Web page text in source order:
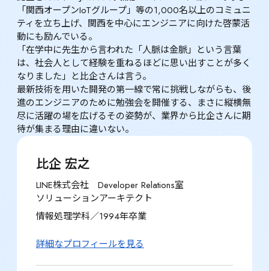
「関西オープンIoTグループ」等の1,000名以上のコミュニ
ティを立ち上げ、関西を中心にエンジニアに向けた啓蒙活
動にも励んでいる。
「在学中に先生から言われた「人脈は金脈」という言葉
は、社会人として経験を重ねるほどに思い出すことが多く
なりました」と比企さんは言う。
最新技術を用いた開発の第一線で常に挑戦しながらも、後
進のエンジニアのために勉強会を開催する、まさに縦横無
尽に活躍の場を広げるその姿勢が、業界から比企さんに期
待が集まる理由に違いない。
比企 宏之
LINE株式会社　Developer Relations室
ソリューションアーキテクト
情報処理学科／1994年卒業
詳細なプロフィールを見る